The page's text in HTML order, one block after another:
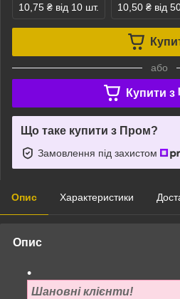
10,75 ₴ від 10 шт. 10,50 ₴ від
або
Купити з
Що таке купити з Пром?
Замовлення під захистом
Опис Характеристики
Опис
Шановні клієнти!